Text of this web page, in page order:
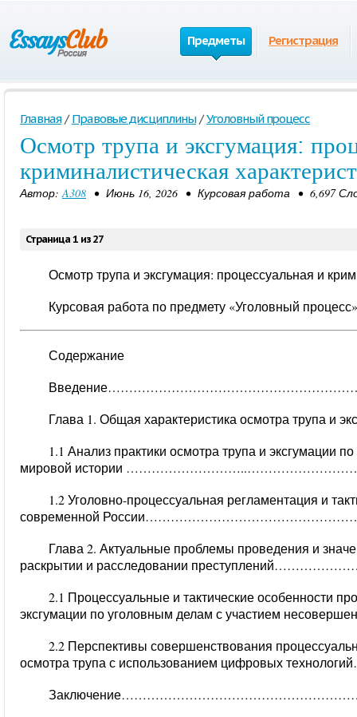
Предметы Регистрация
Главная / Правовые дисциплины / Уголовный процесс
Осмотр трупа и эксгумация:
криминалистическая
Автор:A308 • Июнь 16, 2026 • Курсовая работа • 6,697
Страница 1 из 27
Осмотр трупа и эксгумация: процессуальная и
Курсовая работа по предмету «Уголовный процесс»
Содержание
Глава 1. Общая характеристика осмотра
1.1 Анализ практики осмотра трупа и эксгумации
мировой истории
1.2Уголовно-процессуальная регламентация и
современной
Глава 2. Актуальные проблемы проведения и
раскрытии и расследовании
2.1 Процессуальные и тактические особенности
эксгумации по уголовным делам с участием
2.2 Перспективы совершенствования
осмотра трупа с использованием цифровых